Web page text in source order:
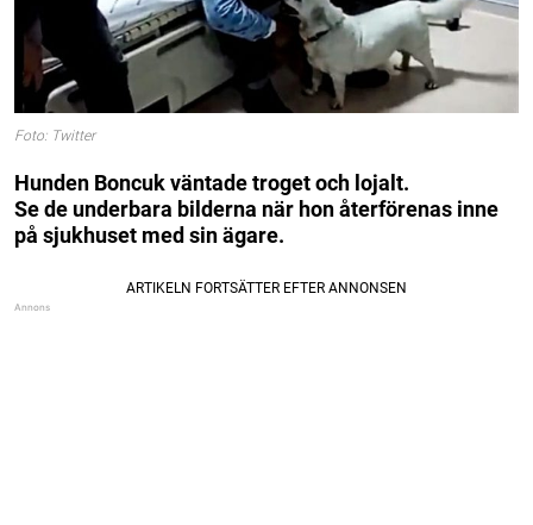
Foto: Twitter
Hunden Boncuk väntade troget och lojalt.
Se de underbara bilderna när hon återförenas inne
på sjukhuset med sin ägare.